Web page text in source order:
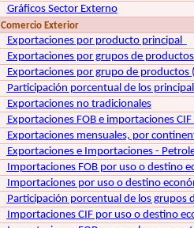
Gráficos Sector Externo
Comercio Exterior
Exportaciones por producto principal
Exportaciones por grupos de productos
Exportaciones por grupo de productos
Participación porcentual de los
Exportaciones no tradicionales
Exportaciones FOB e importaciones
Exportaciones mensuales, por
Exportaciones e Importaciones -
Importaciones FOB por uso o destino
Importaciones por uso o destino
Participación porcentual de los grupos
Importaciones CIF por uso o destino